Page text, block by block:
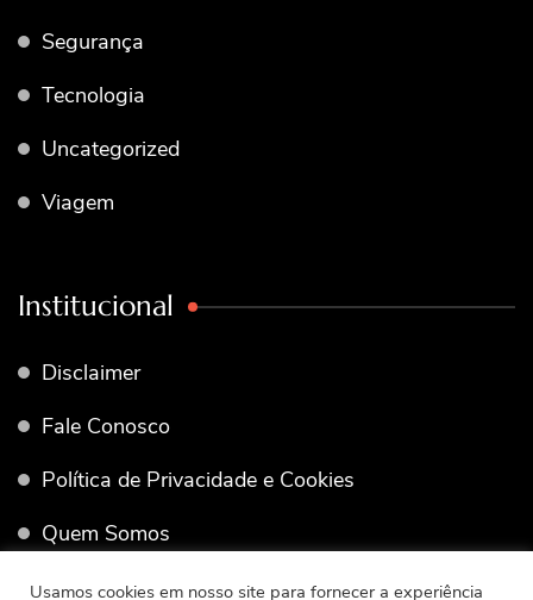
Segurança
Tecnologia
Uncategorized
Viagem
Institucional
Disclaimer
Fale Conosco
Política de Privacidade e Cookies
Quem Somos
Termos de Uso
Usamos cookies em nosso site para fornecer a experiência